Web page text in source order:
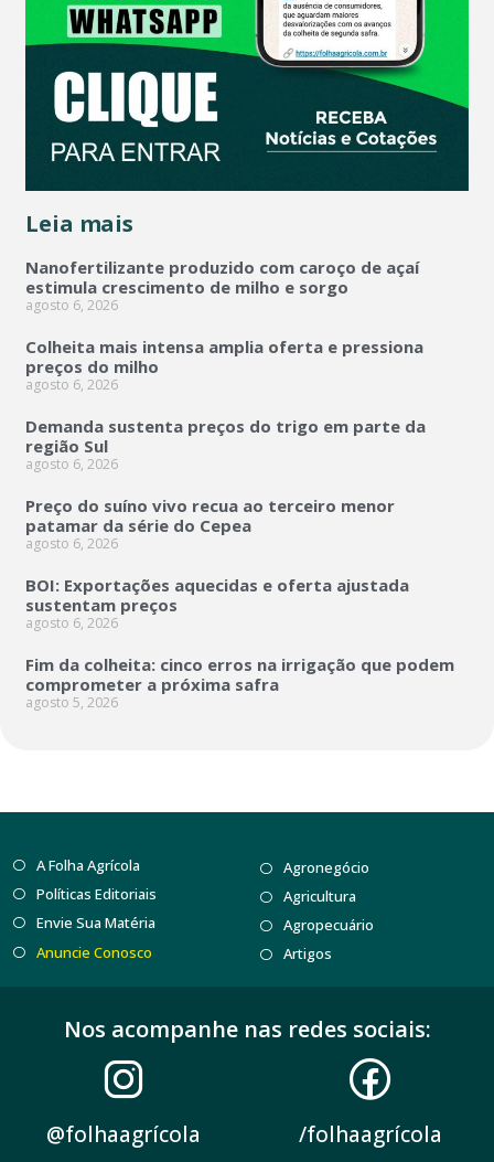
Leia mais
Nanofertilizante produzido com caroço de açaí
estimula crescimento de milho e sorgo
agosto 6, 2026
Colheita mais intensa amplia oferta e pressiona
preços do milho
agosto 6, 2026
Demanda sustenta preços do trigo em parte da
região Sul
agosto 6, 2026
Preço do suíno vivo recua ao terceiro menor
patamar da série do Cepea
agosto 6, 2026
BOI: Exportações aquecidas e oferta ajustada
sustentam preços
agosto 6, 2026
Fim da colheita: cinco erros na irrigação que podem
comprometer a próxima safra
agosto 5, 2026
A Folha Agrícola
Políticas Editoriais
Envie Sua Matéria
Anuncie Conosco
Agronegócio
Agricultura
Agropecuário
Artigos
Nos acompanhe nas redes sociais:
@folhaagrícola /folhaagrícola